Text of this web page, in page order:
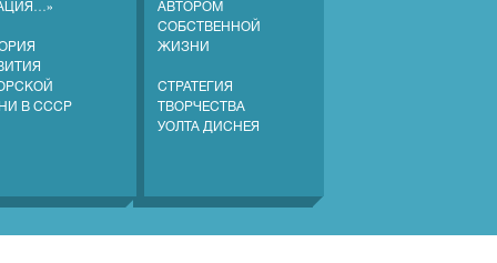
В СССР
АВТОРОМ
СОБСТВЕННОЙ
ЖИЗНИ
СТРАТЕГИЯ
ТВОРЧЕСТВА
УОЛТА ДИСНЕЯ